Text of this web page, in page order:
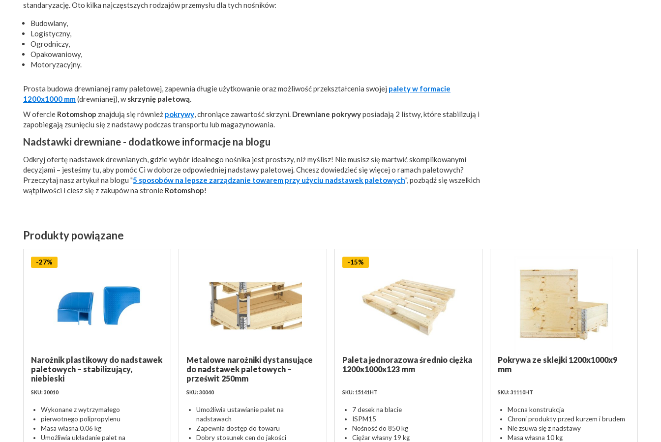
standaryzację. Oto kilka najczęstszych rodzajów przemysłu dla tych nośników:
Budowlany,
Logistyczny,
Ogrodniczy,
Opakowaniowy,
Motoryzacyjny.
Prosta budowa drewnianej ramy paletowej, zapewnia długie użytkowanie oraz możliwość przekształcenia swojej palety w formacie
1200x1000 mm(drewnianej), wskrzynię paletową.
W ofercie Rotomshop znajdują się również pokrywy, chroniące zawartość skrzyni. Drewniane pokrywyposiadają 2 listwy, które stabilizują i
zapobiegają zsunięciu się z nadstawy podczas transportu lub magazynowania.
Nadstawki drewniane - dodatkowe informacje na blogu
Odkryj ofertę nadstawek drewnianych, gdzie wybór idealnego nośnika jest prostszy, niż myślisz! Nie musisz się martwić skomplikowanymi
decyzjami – jesteśmy tu, aby pomóc Ci w doborze odpowiedniej nadstawy paletowej. Chcesz dowiedzieć się więcej o ramach paletowych?
Przeczytaj nasz artykuł na blogu "5 sposobów na lepsze zarządzanie towarem przy użyciu nadstawek paletowych", pozbądź się wszelkich
wątpliwości i ciesz się z zakupów na stronie Rotomshop!
Produkty powiązane
-27%
Narożnik plastikowy do nadstawek
paletowych – stabilizujący,
niebieski
SKU: 30010
Wykonane z wytrzymałego
pierwotnego polipropylenu
Masa własna 0.06 kg
Umożliwia układanie palet na
Metalowe narożniki dystansujące
do nadstawek paletowych –
prześwit 250mm
SKU: 30040
Umożliwia ustawianie palet na
nadstawach
Zapewnia dostęp do towaru
Dobry stosunek cen do jakości
-15%
Paleta jednorazowa średnio ciężka
1200x1000x123 mm
SKU: 15141HT
7 desek na blacie
ISPM15
Nośność do 850 kg
Ciężar własny 19 kg
Pokrywa ze sklejki 1200x1000x9
mm
SKU: 31110HT
Mocna konstrukcja
Chroni produkty przed kurzem i brudem
Nie zsuwa się z nadstawy
Masa własna 10 kg